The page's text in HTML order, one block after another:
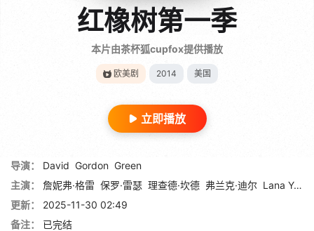
红橡树第一季
本片由茶杯狐cupfox提供播放
欧美剧 2014 美国
立即播放
导演： David Gordon Green
主演：
詹妮弗·格雷 保罗·雷瑟 理查德·坎德 弗兰克·迪尔 Lana Yoo
更新：
2025-11-30 02:49
备注：
已完结